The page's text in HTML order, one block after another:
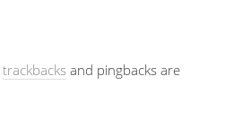
trackbacks and pingbacks are